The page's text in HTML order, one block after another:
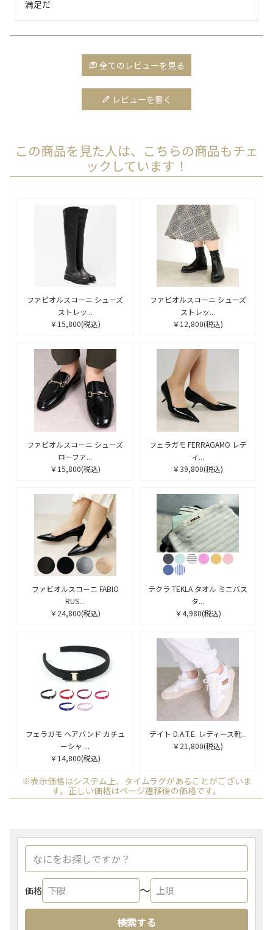
満足だ
全てのレビューを見る
レビューを書く
この商品を見た人は、こちらの商品もチェ
ックしています！
ファビオルスコーニ シューズ
ストレッ...
￥15,800(税込)
ファビオルスコーニ シューズ
ストレッ...
￥12,800(税込)
ファビオルスコーニ シューズ
ローファ...
￥15,800(税込)
フェラガモ FERRAGAMO レデ
ィ...
￥39,800(税込)
ファビオルスコーニ FABIO
RUS...
￥24,800(税込)
テクラ TEKLA タオル ミニバス
タ...
￥4,980(税込)
フェラガモ ヘアバンド カチュ
ーシャ ...
￥14,800(税込)
デイト D.A.T.E. レディース靴...
￥21,800(税込)
※表示価格はシステム上、タイムラグがあることがございま
す。正しい価格はページ遷移後の価格です。
価格 〜
検索する